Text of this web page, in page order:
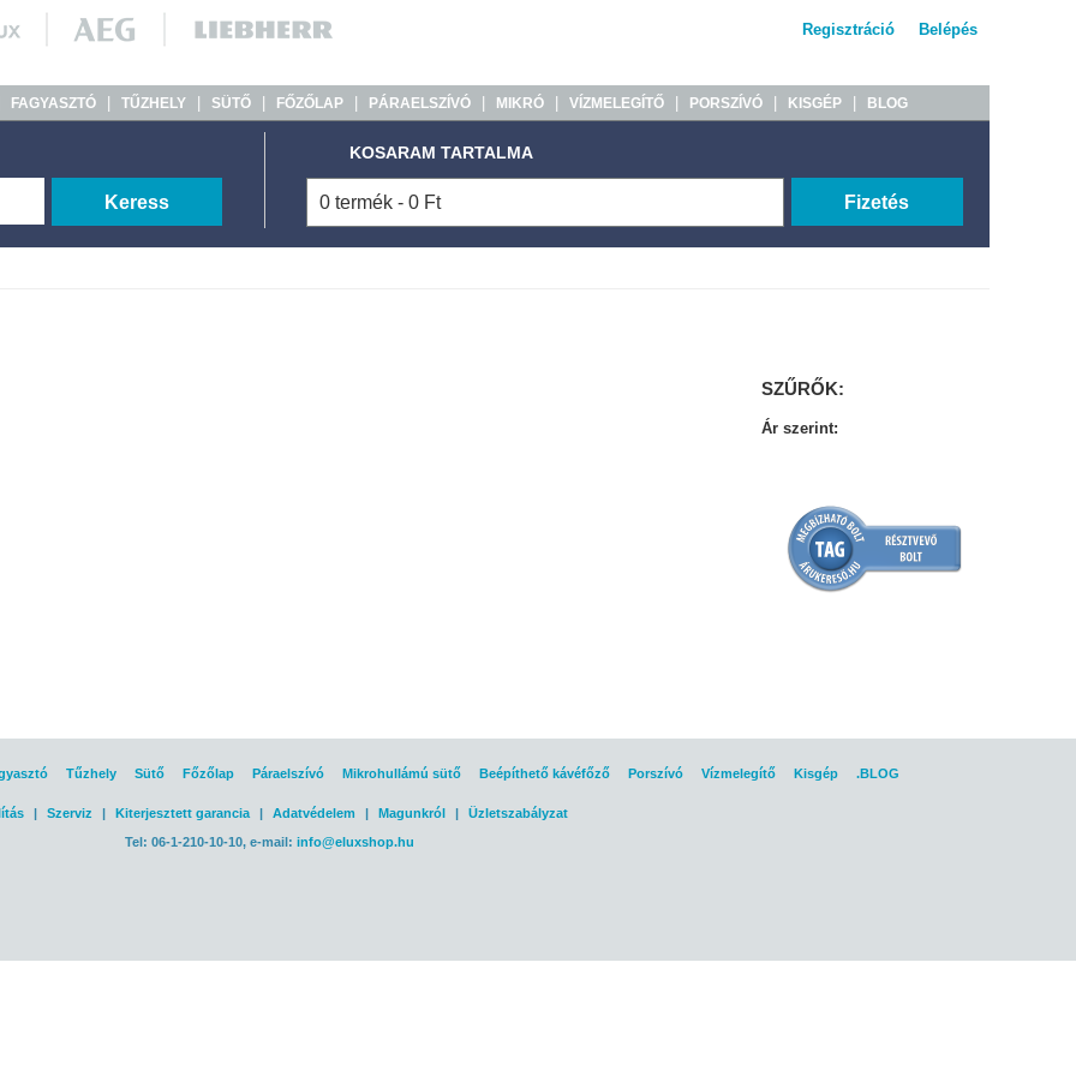
Regisztráció Belépés
FAGYASZTÓ TŰZHELY SÜTŐ FŐZŐLAP PÁRAELSZÍVÓ MIKRÓ VÍZMELEGÍTŐ PORSZÍVÓ KISGÉP BLOG
Keress
KOSARAM TARTALMA
0 termék - 0 Ft Fizetés
SZŰRŐK:
Ár szerint:
Tűzhely Sütő Főzőlap Páraelszívó Mikrohullámú sütő Beépíthető kávéfőző Porszívó Vízmelegítő Kisgép .BLOG
| Szerviz | Kiterjesztett garancia | Adatvédelem | Magunkról |
Üzletszabályzat
Tel: 06-1-210-10-10, e-mail: info@eluxshop.hu